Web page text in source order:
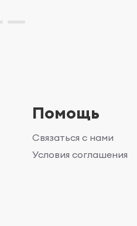
Помощь
Связаться с нами
Условия соглашения